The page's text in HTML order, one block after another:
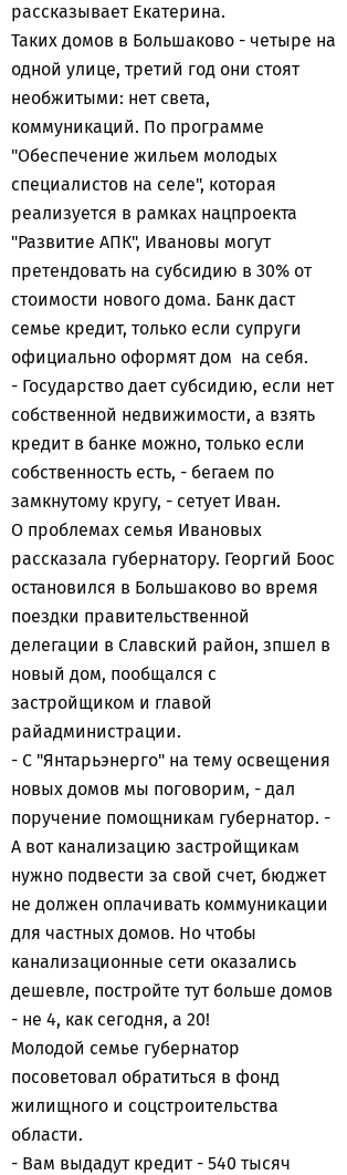
рассказывает Екатерина.
Таких домов в Большаково - четыре на
одной улице, третий год они стоят
необжитыми: нет света,
коммуникаций. По программе
"Обеспечение жильем молодых
специалистов на селе", которая
реализуется в рамках нацпроекта
"Развитие АПК", Ивановы могут
претендовать на субсидию в 30% от
стоимости нового дома. Банк даст
семье кредит, только если супруги
официально оформят дом на себя.
- Государство дает субсидию, если нет
собственной недвижимости, а взять
кредит в банке можно, только если
собственность есть, - бегаем по
замкнутому кругу, - сетует Иван.
О проблемах семья Ивановых
рассказала губернатору. Георгий Боос
остановился в Большаково во время
поездки правительственной
делегации в Славский район, зпшел в
новый дом, пообщался с
застройщиком и главой
райадминистрации.
- С "Янтарьэнерго" на тему освещения
новых домов мы поговорим, - дал
поручение помощникам губернатор. -
А вот канализацию застройщикам
нужно подвести за свой счет, бюджет
не должен оплачивать коммуникации
для частных домов. Но чтобы
канализационные сети оказались
дешевле, постройте тут больше домов
- не 4, как сегодня, а 20!
Молодой семье губернатор
посоветовал обратиться в фонд
жилищного и соцстроительства
области.
- Вам выдадут кредит - 540 тысяч